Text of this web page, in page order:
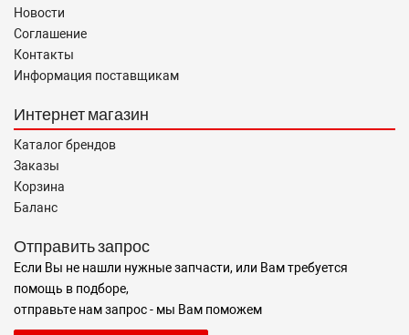
Новости
Соглашение
Контакты
Информация поставщикам
Интернет магазин
Каталог брендов
Заказы
Корзина
Баланс
Отправить запрос
Если Вы не нашли нужные запчасти, или Вам требуется
помощь в подборе,
отправьте нам запрос - мы Вам поможем